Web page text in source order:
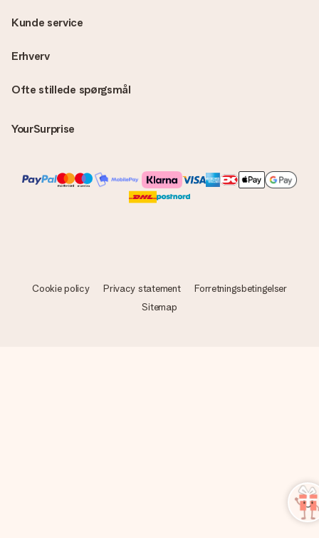
Ofte stillede spørgsmål
YourSurprise
Kunde service
Erhverv
Cookie policy Privacy statement
Forretningsbetingelser
Sitemap